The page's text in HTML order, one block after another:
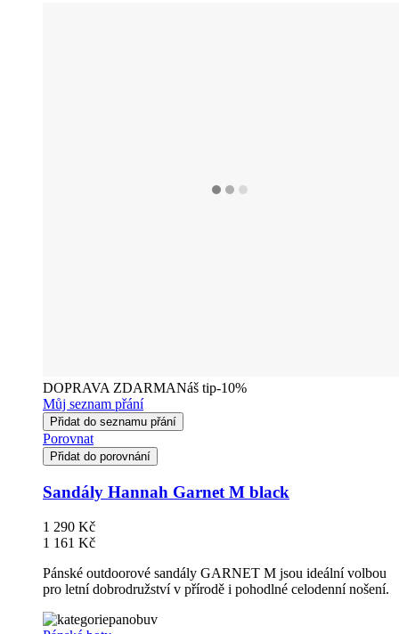
DOPRAVA ZDARMANáš tip-10%
Můj seznam přání
Přidat do seznamu přání
Porovnat
Přidat do porovnání
Sandály Hannah Garnet M black
1 290 Kč
1 161 Kč
Pánské outdoorové sandály GARNET M jsou ideální volbou
pro letní dobrodružství v přírodě i pohodlné celodenní nošení.